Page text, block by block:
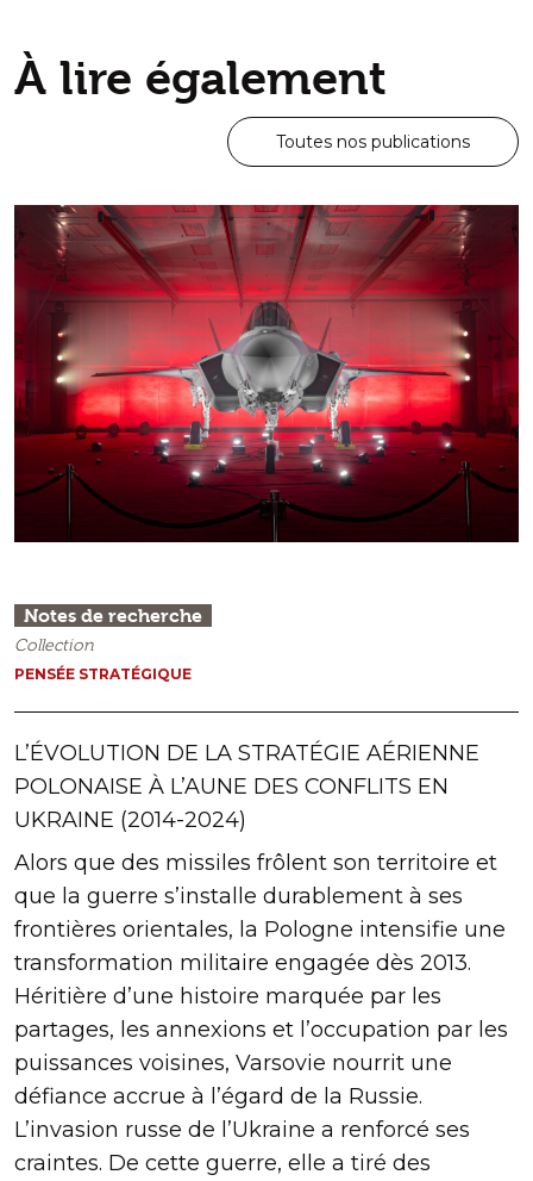
À lire également
Toutes nos publications
Notes de recherche
Collection
PENSÉE STRATÉGIQUE
L’ÉVOLUTION DE LA STRATÉGIE AÉRIENNE
POLONAISE À L’AUNE DES CONFLITS EN
UKRAINE (2014-2024)
Alors que des missiles frôlent son territoire et
que la guerre s’installe durablement à ses
frontières orientales, la Pologne intensifie une
transformation militaire engagée dès 2013.
Héritière d’une histoire marquée par les
partages, les annexions et l’occupation par les
puissances voisines, Varsovie nourrit une
défiance accrue à l’égard de la Russie.
L’invasion russe de l’Ukraine a renforcé ses
craintes. De cette guerre, elle a tiré des